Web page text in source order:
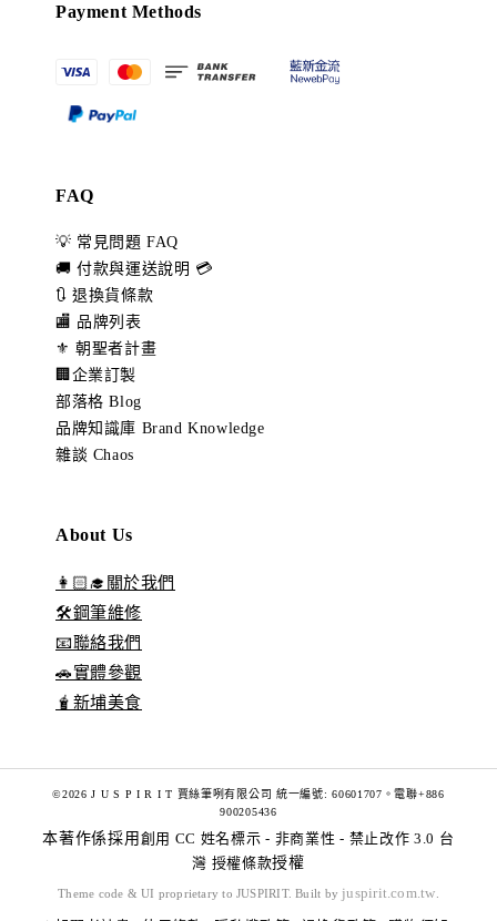
Payment Methods
FAQ
💡 常見問題 FAQ
🚚 付款與運送說明 💳
🔃 退換貨條款
🏬 品牌列表
⚜️ 朝聖者計畫
🏢企業訂製
部落格 Blog
品牌知識庫 Brand Knowledge
雜談 Chaos
About Us
👩🏻‍🎓關於我們
🛠️鋼筆維修
📧聯絡我們
🚗實體參觀
🧋新埔美食
©2026 J U S P I R I T 賈絲筆咧有限公司 統一編號: 60601707。電聯+886
900205436
本著作係採用 創用 CC 姓名標示 - 非商業性 - 禁止改作 3.0 台
灣 授權條款授權
Theme code & UI proprietary to JUSPIRIT. Built by juspirit.com.tw